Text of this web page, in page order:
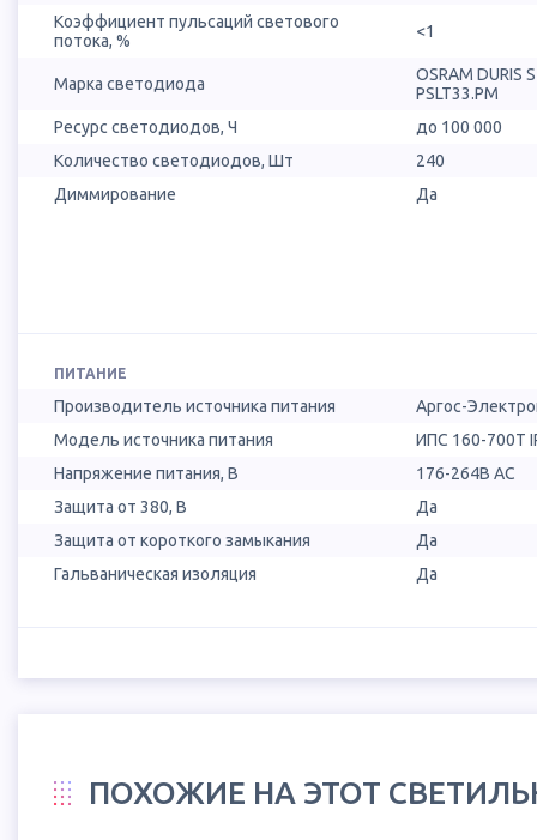
Коэффициент пульсаций светового
потока, %
<1
Марка светодиода
OSRAM DURIS
PSLT33.PM
Ресурс светодиодов, Ч
до 100 000
Количество светодиодов, Шт
240
Диммирование
Да
ПИТАНИЕ
Производитель источника питания
Аргос-
Модель источника питания
ИПС 160-700Т
Напряжение питания, В
176-264В AC
Защита от 380, В
Да
Защита от короткого замыкания
Да
Гальваническая изоляция
Да
ПОХОЖИЕ НА ЭТОТ